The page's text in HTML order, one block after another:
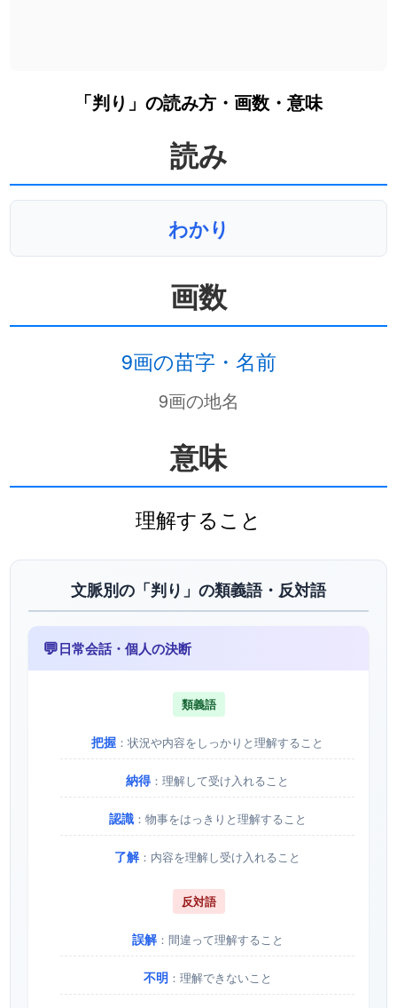
「判り」の読み方・画数・意味
読み
わかり
画数
9画の苗字・名前
9画の地名
意味
理解すること
文脈別の「判り」の類義語・反対語
💬日常会話・個人の決断
類義語
把握 ：状況や内容をしっかりと理解すること
納得 ：理解して受け入れること
認識：物事をはっきりと理解すること
了解：内容を理解し受け入れること
反対語
誤解：間違って理解すること
不明 ：理解できないこと